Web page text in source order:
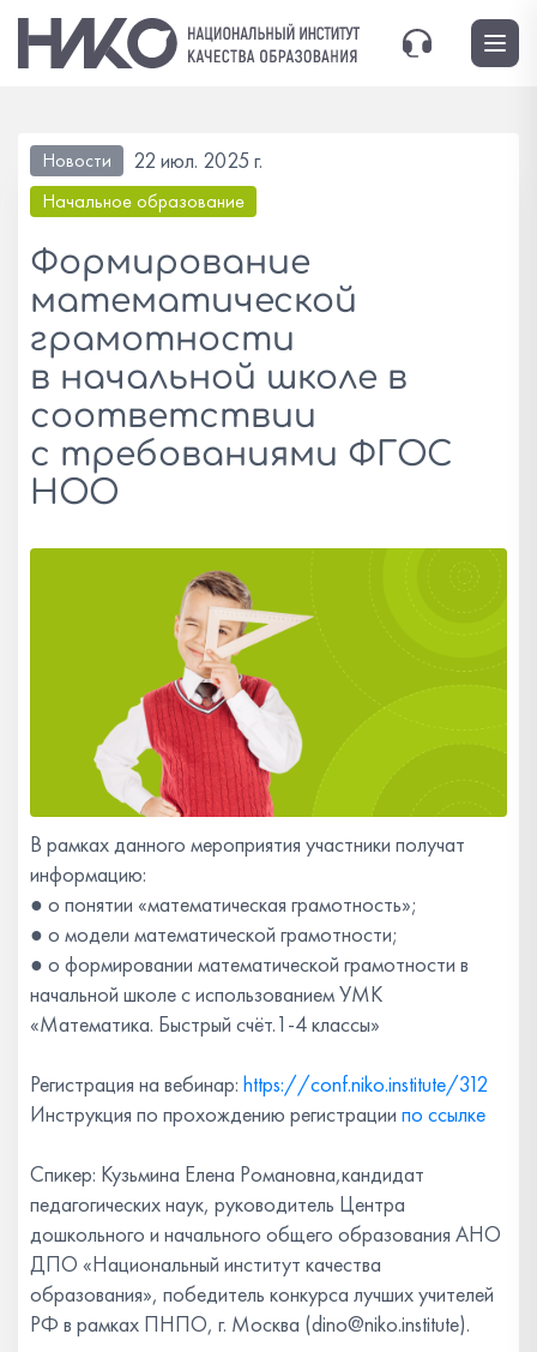
Новости 22 июл. 2025 г.
Начальное образование
Формирование
математической
грамотности
в начальной школе в
соответствии
с требованиями ФГОС
НОО
​​​​​​​В рамках данного мероприятия участники получат
информацию:
● о понятии «математическая грамотность»;
● о модели математической грамотности;
● о формировании математической грамотности в
начальной школе с использованием УМК
«Математика. Быстрый счёт.​​​​​​​1-4 классы»
Регистрация на вебинар: https://conf.niko.institute/312
Инструкция по прохождению регистрации по ссылке
Спикер: Кузьмина Елена Романовна,​​​​​​​кандидат
педагогических наук, руководитель Центра
дошкольного и начального общего образования АНО
ДПО «Национальный институт качества
образования», победитель конкурса лучших учителей
РФ ​​​в рамках ПНПО, г. Москва (dino@niko.institute).